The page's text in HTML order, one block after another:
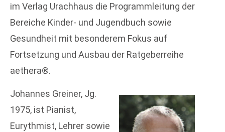
im Verlag Urachhaus die Programmleitung der
Bereiche Kinder- und Jugendbuch sowie
Gesundheit mit besonderem Fokus auf
Fortsetzung und Ausbau der Ratgeberreihe
aethera®.
Johannes Greiner, Jg.
1975, ist Pianist,
Eurythmist, Lehrer sowie